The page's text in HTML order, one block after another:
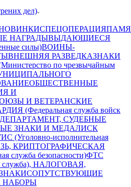
дел)
СПЕЦОПЕРАЦИЯ
НАГРАДЫВЫДАЮЩИЕСЯ
силы)ВОИНЫ-
ВНЕШНЯЯ РАЗВЕДКАЗНАКИ
по чрезвычайным
ОБЩЕСТВЕННЫЕ
И
И ВЕТЕРАНСКИЕ
(Федеральная служба войск
СУДЕБНЫЕ
ЗНАКИ И МЕДАЛИСК
(Уголовно-исполнительная
КРИПТОГРАФИЧЕСКАЯ
служба безопасности)ФТС
служба), НАЛОГОВАЯ,
СОПУТСТВУЮЩИЕ
НАБОРЫ